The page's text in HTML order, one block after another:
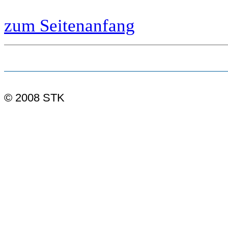
zum Seitenanfang
© 2008 STK